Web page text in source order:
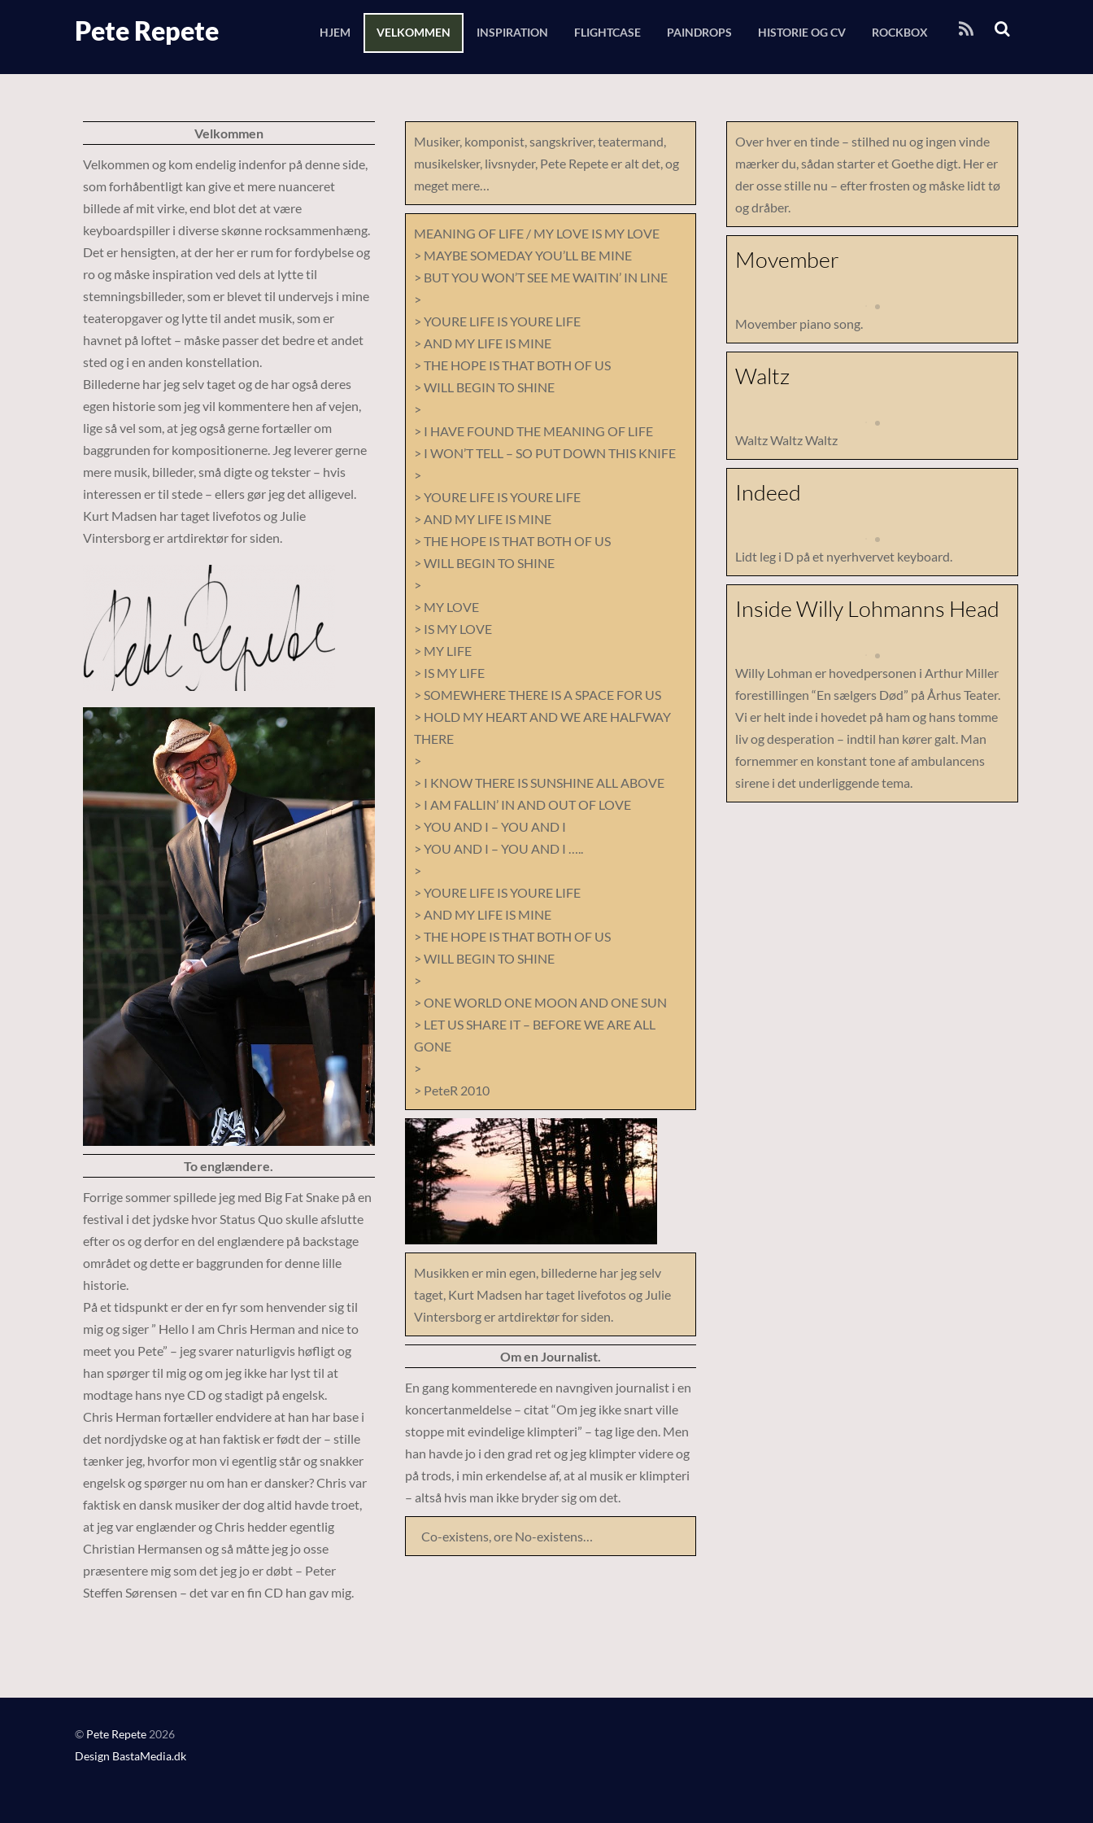
Pete Repete HJEM VELKOMMEN INSPIRATION FLIGHTCASE PAINDROPS HISTORIE OG CV ROCKBOX
Velkommen
Velkommen og kom endelig indenfor på denne side,
som forhåbentligt kan give et mere nuanceret
billede af mit virke, end blot det at være
keyboardspiller i diverse skønne rocksammenhæng.
Det er hensigten, at der her er rum for fordybelse og
ro og måske inspiration ved dels at lytte til
stemningsbilleder, som er blevet til undervejs i mine
teateropgaver og lytte til andet musik, som er
havnet på loftet – måske passer det bedre et andet
sted og i en anden konstellation.
Billederne har jeg selv taget og de har også deres
egen historie som jeg vil kommentere hen af vejen,
lige så vel som, at jeg også gerne fortæller om
baggrunden for kompositionerne. Jeg leverer gerne
mere musik, billeder, små digte og tekster – hvis
interessen er til stede – ellers gør jeg det alligevel.
Kurt Madsen har taget livefotos og Julie
Vintersborg er artdirektør for siden.
To englændere.
Forrige sommer spillede jeg med Big Fat Snake på en
festival i det jydske hvor Status Quo skulle afslutte
efter os og derfor en del englændere på backstage
området og dette er baggrunden for denne lille
historie.
På et tidspunkt er der en fyr som henvender sig til
mig og siger ” Hello I am Chris Herman and nice to
meet you Pete” – jeg svarer naturligvis høfligt og
han spørger til mig og om jeg ikke har lyst til at
modtage hans nye CD og stadigt på engelsk.
Chris Herman fortæller endvidere at han har base i
det nordjydske og at han faktisk er født der – stille
tænker jeg, hvorfor mon vi egentlig står og snakker
engelsk og spørger nu om han er dansker? Chris var
faktisk en dansk musiker der dog altid havde troet,
at jeg var englænder og Chris hedder egentlig
Christian Hermansen og så måtte jeg jo osse
præsentere mig som det jeg jo er døbt – Peter
Steffen Sørensen – det var en fin CD han gav mig.
Musiker, komponist, sangskriver, teatermand,
musikelsker, livsnyder, Pete Repete er alt det, og
meget mere…
MEANING OF LIFE / MY LOVE IS MY LOVE
> MAYBE SOMEDAY YOU’LL BE MINE
> BUT YOU WON’T SEE ME WAITIN’ IN LINE
>
> YOURE LIFE IS YOURE LIFE
> AND MY LIFE IS MINE
> THE HOPE IS THAT BOTH OF US
> WILL BEGIN TO SHINE
>
> I HAVE FOUND THE MEANING OF LIFE
> I WON’T TELL – SO PUT DOWN THIS KNIFE
>
> YOURE LIFE IS YOURE LIFE
> AND MY LIFE IS MINE
> THE HOPE IS THAT BOTH OF US
> WILL BEGIN TO SHINE
>
> MY LOVE
> IS MY LOVE
> MY LIFE
> IS MY LIFE
> SOMEWHERE THERE IS A SPACE FOR US
> HOLD MY HEART AND WE ARE HALFWAY
THERE
>
> I KNOW THERE IS SUNSHINE ALL ABOVE
> I AM FALLIN’ IN AND OUT OF LOVE
> YOU AND I – YOU AND I
> YOU AND I – YOU AND I …..
>
> YOURE LIFE IS YOURE LIFE
> AND MY LIFE IS MINE
> THE HOPE IS THAT BOTH OF US
> WILL BEGIN TO SHINE
>
> ONE WORLD ONE MOON AND ONE SUN
> LET US SHARE IT – BEFORE WE ARE ALL
GONE
>
> PeteR 2010
Musikken er min egen, billederne har jeg selv
taget, Kurt Madsen har taget livefotos og Julie
Vintersborg er artdirektør for siden.
Om en Journalist.
En gang kommenterede en navngiven journalist i en
koncertanmeldelse – citat “Om jeg ikke snart ville
stoppe mit evindelige klimpteri” – tag lige den. Men
han havde jo i den grad ret og jeg klimpter videre og
på trods, i min erkendelse af, at al musik er klimpteri
– altså hvis man ikke bryder sig om det.
Co-existens, ore No-existens…
Over hver en tinde – stilhed nu og ingen vinde
mærker du, sådan starter et Goethe digt. Her er
der osse stille nu – efter frosten og måske lidt tø
og dråber.
Movember
Movember piano song.
Waltz
Waltz Waltz Waltz
Indeed
Lidt leg i D på et nyerhvervet keyboard.
Inside Willy Lohmanns Head
Willy Lohman er hovedpersonen i Arthur Miller
forestillingen “En sælgers Død” på Århus Teater.
Vi er helt inde i hovedet på ham og hans tomme
liv og desperation – indtil han kører galt. Man
fornemmer en konstant tone af ambulancens
sirene i det underliggende tema.
© Pete Repete 2026
Design BastaMedia.dk